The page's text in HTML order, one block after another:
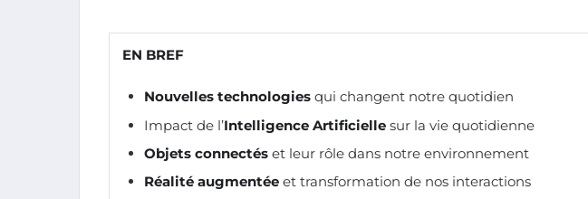
EN BREF
Nouvelles technologies qui changent notre quotidien
Impact de l’Intelligence Artificielle sur la vie quotidienne
Objets connectés et leur rôle dans notre environnement
Réalité augmentée et transformation de nos interactions